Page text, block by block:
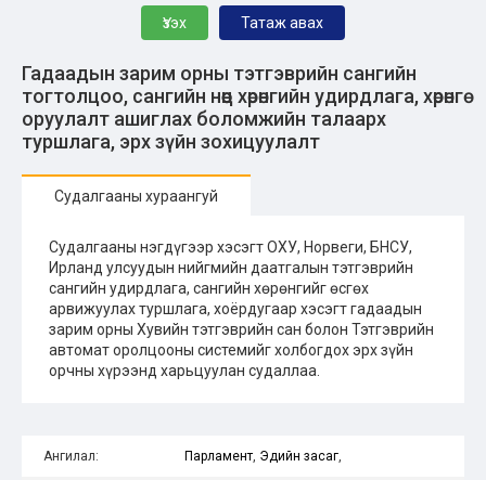
Үзэх Татаж авах
Гадаадын зарим орны тэтгэврийн сангийн
тогтолцоо, сангийн нөөц хөрөнгийн удирдлага, хөрөнгө
оруулалт ашиглах боломжийн талаарх
туршлага, эрх зүйн зохицуулалт
Судалгааны хураангуй
Судалгааны нэгдүгээр хэсэгт ОХУ, Норвеги, БНСУ,
Ирланд улсуудын нийгмийн даатгалын тэтгэврийн
сангийн удирдлага, сангийн хөрөнгийг өсгөх
арвижуулах туршлага, хоёрдугаар хэсэгт гадаадын
зарим орны Хувийн тэтгэврийн сан болон Тэтгэврийн
автомат оролцооны системийг холбогдох эрх зүйн
орчны хүрээнд харьцуулан судаллаа.
Ангилал: Парламент, Эдийн засаг,